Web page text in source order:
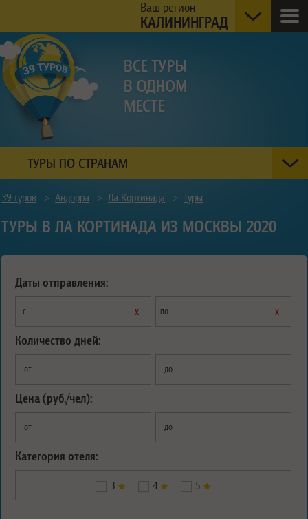
Ваш регион
КАЛИНИНГРАД
ТУРЫ ПО СТРАНАМ
39 туров > Андорра > Ла Кортинада > Туры
ТУРЫ В ЛА КОРТИНАДА ИЗ МОСКВЫ 2020
Даты отправления:
с х по х
Количество дней:
от до
Цена (руб./чел):
от до
Категория отеля:
3 4 5